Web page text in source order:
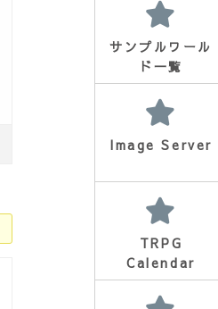
サンプルワール
ド一覧
Image Server
TRPG
Calendar